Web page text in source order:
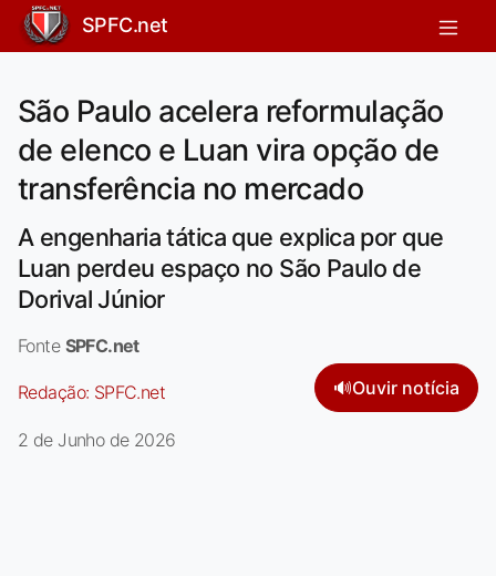
SPFC.net
São Paulo acelera reformulação
de elenco e Luan vira opção de
transferência no mercado
A engenharia tática que explica por que
Luan perdeu espaço no São Paulo de
Dorival Júnior
Fonte SPFC.net
Redação: SPFC.net 🔊Ouvir notícia
2 de Junho de 2026